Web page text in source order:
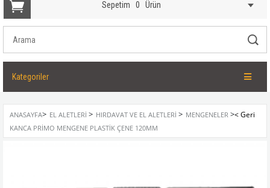
Sepetim 0 Ürün
Kategoriler
ANASAYFA> EL ALETLERI > HIRDAVAT VE EL ALETLERI > MENGENELER >
KANCA PRIMO MENGENE PLASTIK ÇENE 120MM